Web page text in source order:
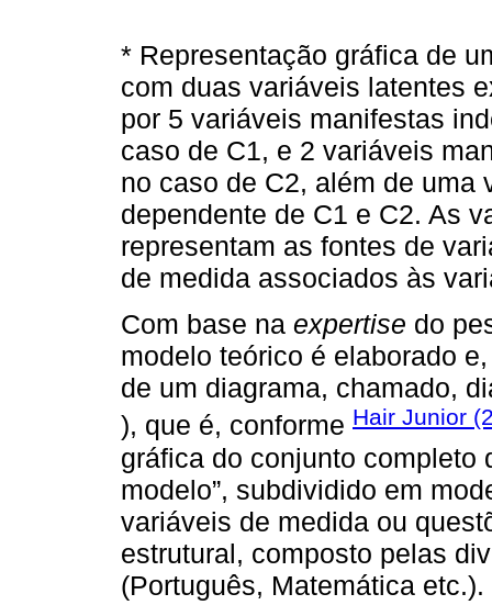
* Representação gráfica de
com duas variáveis latentes
por 5 variáveis manifestas
caso de C1, e 2 variáveis
no caso de C2, além de uma
dependente de C1 e C2. As
representam as fontes de
de medida associados às
Com base na expertise do
modelo teórico é elaborado
de um diagrama, chamado,
), que é, conforme Hair Junior
gráfica do conjunto completo
modelo”, subdividido em
variáveis de medida ou
estrutural, composto pelas
(Português, Matemática etc.).